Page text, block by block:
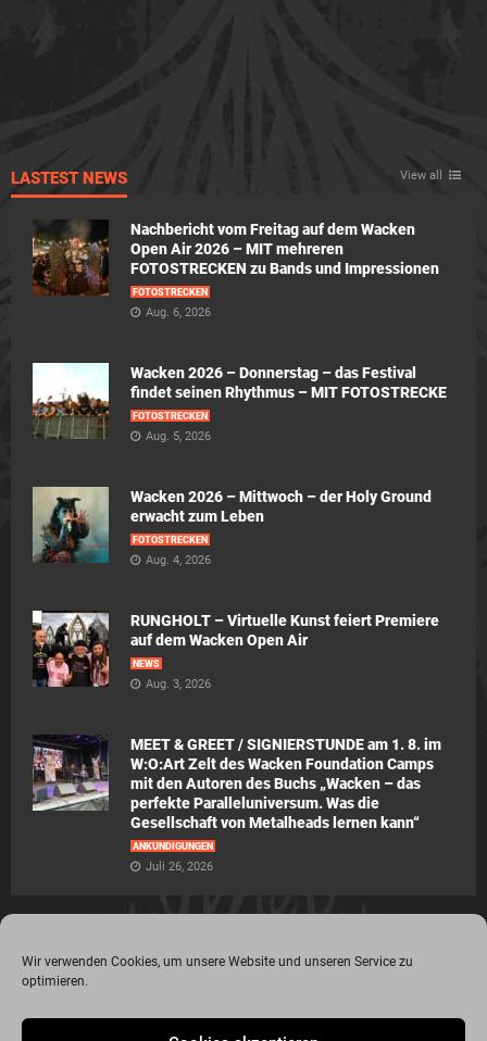
Wir verwenden Cookies, um unsere Website und unseren Service zu
optimieren.
LASTEST NEWS View all
Nachbericht vom Freitag auf dem Wacken
Open Air 2026 – MIT mehreren
FOTOSTRECKEN zu Bands und Impressionen
FOTOSTRECKEN
Aug. 6, 2026
Wacken 2026 – Donnerstag – das Festival
findet seinen Rhythmus – MIT FOTOSTRECKE
FOTOSTRECKEN
Aug. 5, 2026
Wacken 2026 – Mittwoch – der Holy Ground
erwacht zum Leben
FOTOSTRECKEN
Aug. 4, 2026
RUNGHOLT – Virtuelle Kunst feiert Premiere
auf dem Wacken Open Air
NEWS
Aug. 3, 2026
MEET & GREET / SIGNIERSTUNDE am 1. 8. im
W:O:Art Zelt des Wacken Foundation Camps
mit den Autoren des Buchs „Wacken – das
perfekte Paralleluniversum. Was die
Gesellschaft von Metalheads lernen kann“
ANKÜNDIGUNGEN
Juli 26, 2026